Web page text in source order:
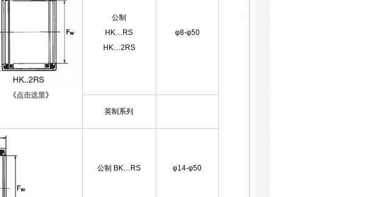
《点击这里》
公制
HK…RS
HK…2RS
φ8-φ50
英制系列
公制 BK…RS φ14-φ50